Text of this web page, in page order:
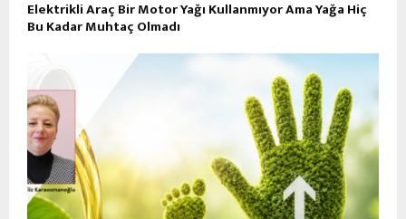
Elektrikli Araç Bir Motor Yağı Kullanmıyor Ama Yağa Hiç
Bu Kadar Muhtaç Olmadı